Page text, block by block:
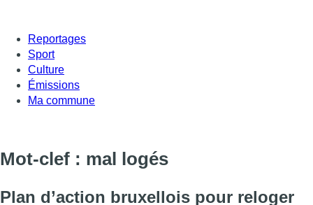
Reportages
Sport
Culture
Émissions
Ma commune
Mot-clef : mal logés
Plan d’action bruxellois pour reloger